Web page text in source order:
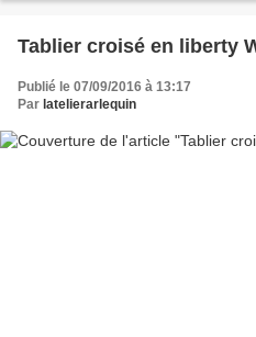
Tablier croisé en liberty
Publié le 07/09/2016 à 13:17
Par latelierarlequin